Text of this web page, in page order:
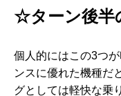
☆ターン後半
個人的にはこの3つ
ンスに優れた機種だ
グとしては軽快な乗